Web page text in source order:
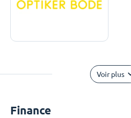
Voir plus
Finance